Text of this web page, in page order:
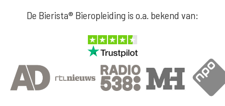
De Bierista® Bieropleiding is o.a. bekend van: